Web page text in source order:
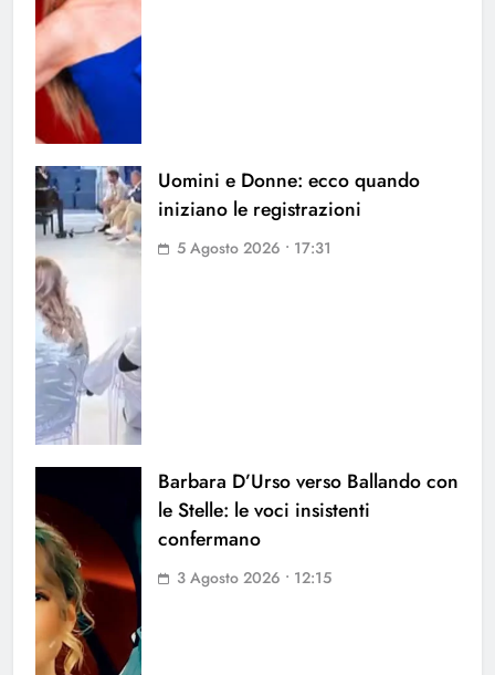
Uomini e Donne: ecco quando
iniziano le registrazioni
5 Agosto 2026 • 17:31
Barbara D’Urso verso Ballando con
le Stelle: le voci insistenti
confermano
3 Agosto 2026 • 12:15